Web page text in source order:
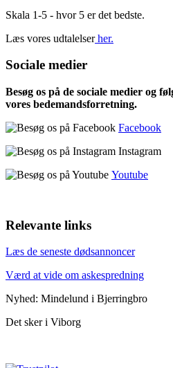
Skala 1-5 - hvor 5 er det bedste.
Læs vores udtalelserher.
Sociale medier
Besøg os på de sociale medier og
vores bedemandsforretning.
Facebook
Instagram
Youtube
Relevante links
Læs de seneste dødsannoncer
Værd at vide om askespredning
Nyhed: Mindelund i Bjerringbro
Det sker i Viborg